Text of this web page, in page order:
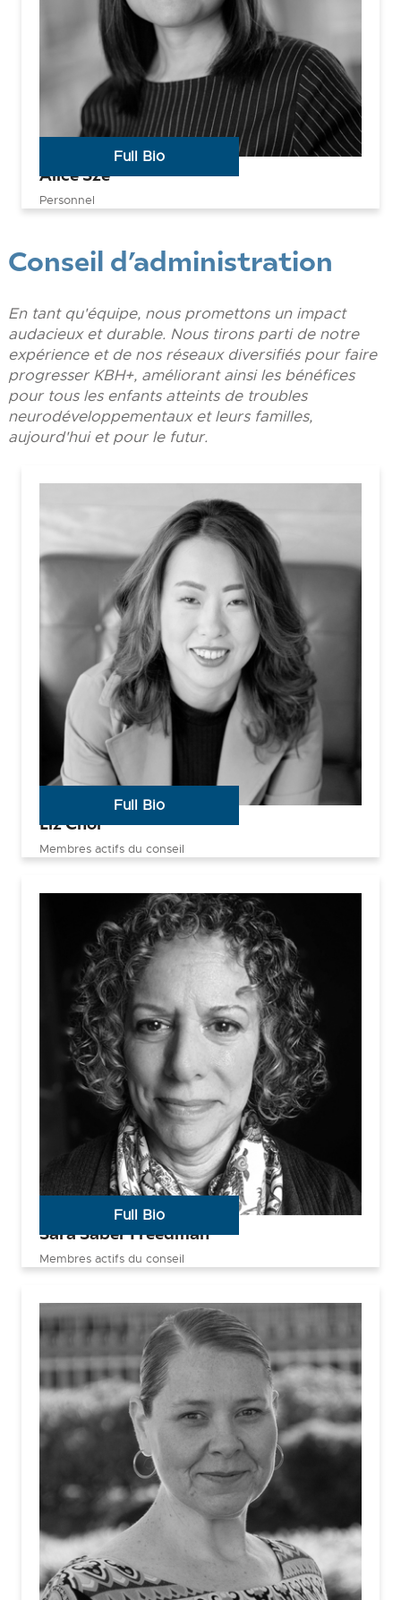
Alice Sze
Personnel
Full Bio
Conseil d’administration
En tant qu'équipe, nous promettons un impact
audacieux et durable. Nous tirons parti de notre
expérience et de nos réseaux diversifiés pour faire
progresser KBH+, améliorant ainsi les bénéfices
pour tous les enfants atteints de troubles
neurodéveloppementaux et leurs familles,
aujourd'hui et pour le futur.
Liz Choi
Membres actifs du conseil
Full Bio
Sara Saber Freedman
Membres actifs du conseil
Full Bio